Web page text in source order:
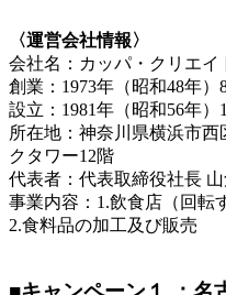
〈運営会社情報〉
会社名：カッパ・クリエイ
創業：1973年（昭和48年）
設立：1981年（昭和56年）
所在地：神奈川県横浜市
クタワー12階
代表者：代表取締役社長
事業内容：1.飲食店（回転
2.食料品の加工及び販売